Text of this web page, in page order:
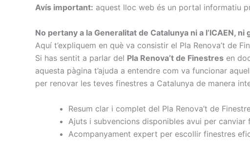
Avís important: aquest lloc web és un portal informatiu
No pertany a la Generalitat de Catalunya ni a l’ICAEN,
Aquí t’expliquem en què va consistir el Pla Renova’t de
Si has sentit a parlar del Pla Renova’t de Finestres en
aquesta pàgina t’ajuda a entendre com va funcionar
per renovar les teves finestres a Catalunya de manera
Resum clar i complet del Pla Renova’t de
Ajuts i subvencions disponibles avui per
Acompanyament expert per escollir finestres